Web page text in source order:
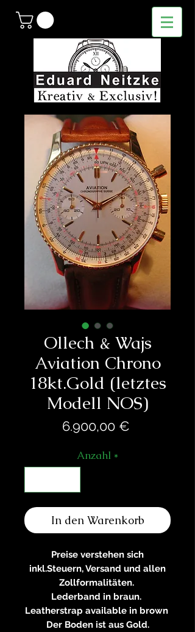
Ollech & Wajs
Aviation Chrono
18kt.Gold (letztes
Modell NOS)
6.900,00 €
Anzahl *
In den Warenkorb
Preise verstehen sich
inkl.Steuern, Versand und allen
Zollformalitäten.
Lederband in braun.
Leatherstrap available in brown
Der Boden ist aus Gold.